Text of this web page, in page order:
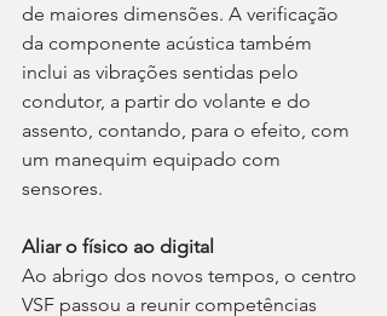
de maiores dimensões. A verificação
da componente acústica também
inclui as vibrações sentidas pelo
condutor, a partir do volante e do
assento, contando, para o efeito, com
um manequim equipado com
sensores.
Aliar o físico ao digital
Ao abrigo dos novos tempos, o centro
VSF passou a reunir competências